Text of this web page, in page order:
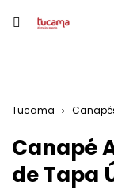
Tucama
Canapé
de Tapa